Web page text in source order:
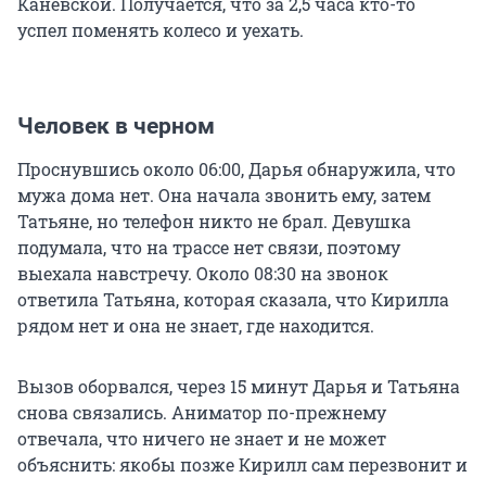
успел поменять колесо и уехать.
Человек в черном
Проснувшись около 06:00, Дарья обнаружила, что
мужа дома нет. Она начала звонить ему, затем
Татьяне, но телефон никто не брал. Девушка
подумала, что на трассе нет связи, поэтому
выехала навстречу. Около 08:30 на звонок
ответила Татьяна, которая сказала, что Кирилла
рядом нет и она не знает, где находится.
Вызов оборвался, через 15 минут Дарья и Татьяна
снова связались. Аниматор по-прежнему
отвечала, что ничего не знает и не может
объяснить: якобы позже Кирилл сам перезвонит и